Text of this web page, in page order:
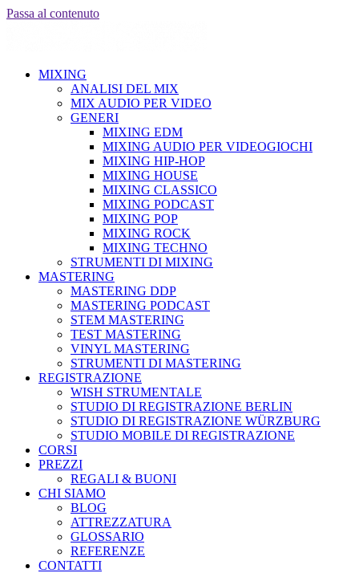
Passa al contenuto
MIXING
ANALISI DEL MIX
MIX AUDIO PER VIDEO
GENERI
MIXING EDM
MIXING AUDIO PER VIDEOGIOCHI
MIXING HIP-HOP
MIXING HOUSE
MIXING CLASSICO
MIXING PODCAST
MIXING POP
MIXING ROCK
MIXING TECHNO
STRUMENTI DI MIXING
MASTERING
MASTERING DDP
MASTERING PODCAST
STEM MASTERING
TEST MASTERING
VINYL MASTERING
STRUMENTI DI MASTERING
REGISTRAZIONE
WISH STRUMENTALE
STUDIO DI REGISTRAZIONE BERLIN
STUDIO DI REGISTRAZIONE WÜRZBURG
STUDIO MOBILE DI REGISTRAZIONE
CORSI
PREZZI
REGALI & BUONI
CHI SIAMO
BLOG
ATTREZZATURA
GLOSSARIO
REFERENZE
CONTATTI